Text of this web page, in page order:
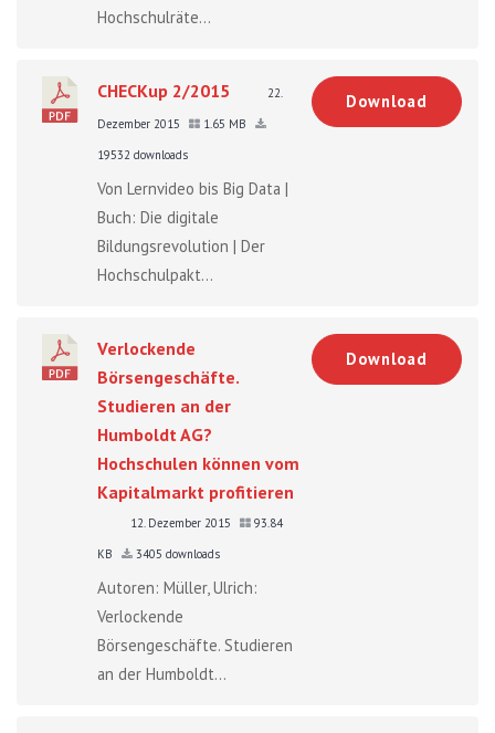
Hochschulräte...
CHECKup 2/2015
22.
Dezember 2015
1.65 MB
19532 downloads
Von Lernvideo bis Big Data |
Buch: Die digitale
Bildungsrevolution | Der
Hochschulpakt...
Download
Verlockende
Börsengeschäfte.
Studieren an der
Humboldt AG?
Hochschulen können vom
Kapitalmarkt profitieren
12. Dezember 2015
93.84
KB
3405 downloads
Autoren: Müller, Ulrich:
Verlockende
Börsengeschäfte. Studieren
an der Humboldt...
Download